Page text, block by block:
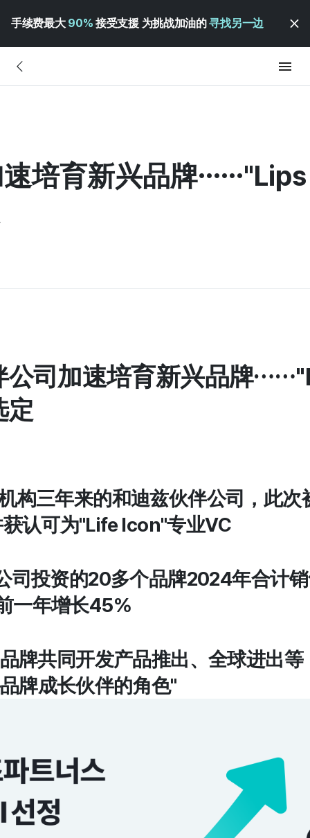
手续费最大 90% 接受支援 为挑战加油的寻找另一边
培育新兴品牌……"Lips
公司加速培育新兴品牌
定
构三年来的和迪兹伙伴公司，此次
认可为"Life Icon"专业VC
司投资的20多个品牌2024年合计
一年增长45%
牌共同开发产品推出、全球进出等
牌成长伙伴的角色"